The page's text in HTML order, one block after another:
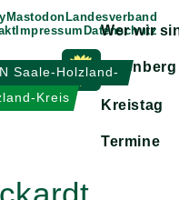
Mastodon Landesverband
Impressum Datenschutz
Saale-Holzland-
Kreis
Wer wir
Eisenberg
Zeige
Kreistag
Termine